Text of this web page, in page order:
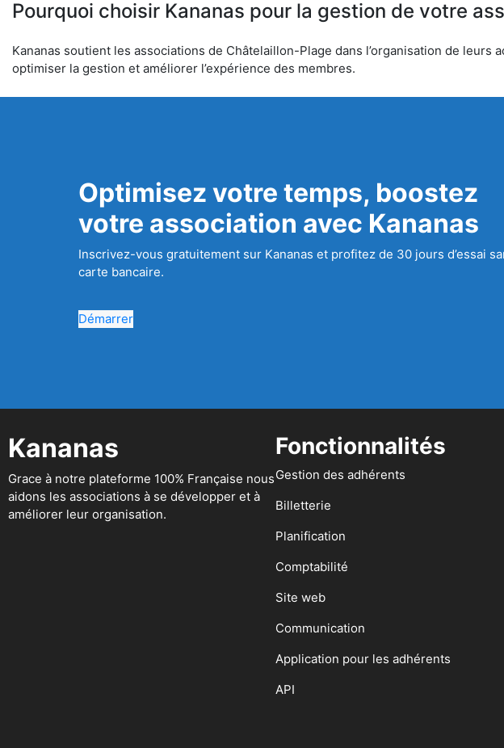
Pourquoi choisir Kananas pour la gestion de votre
Kananas soutient les associations de Châtelaillon-Plage dans l’organisation de
optimiser la gestion et améliorer l’expérience des membres.
Optimisez votre temps, boostez
votre association avec Kananas
Inscrivez-vous gratuitement sur Kananas et profitez de 30 jours d’essai
carte bancaire.
Démarrer
Kananas
Grace à notre plateforme 100% Française nous
aidons les associations à se développer et à
améliorer leur organisation.
Fonctionnalités
Gestion des adhérents
Billetterie
Planification
Comptabilité
Site web
Communication
Application pour les adhérents
API